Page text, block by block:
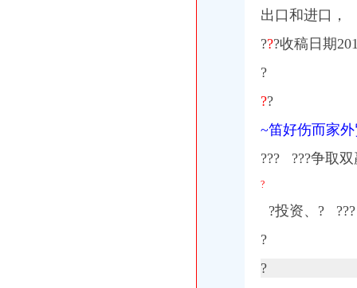
出口和进口，
???收稿日期
?
??
~笛好伤而家
??? ???争取双
?
?投资、?
?
?